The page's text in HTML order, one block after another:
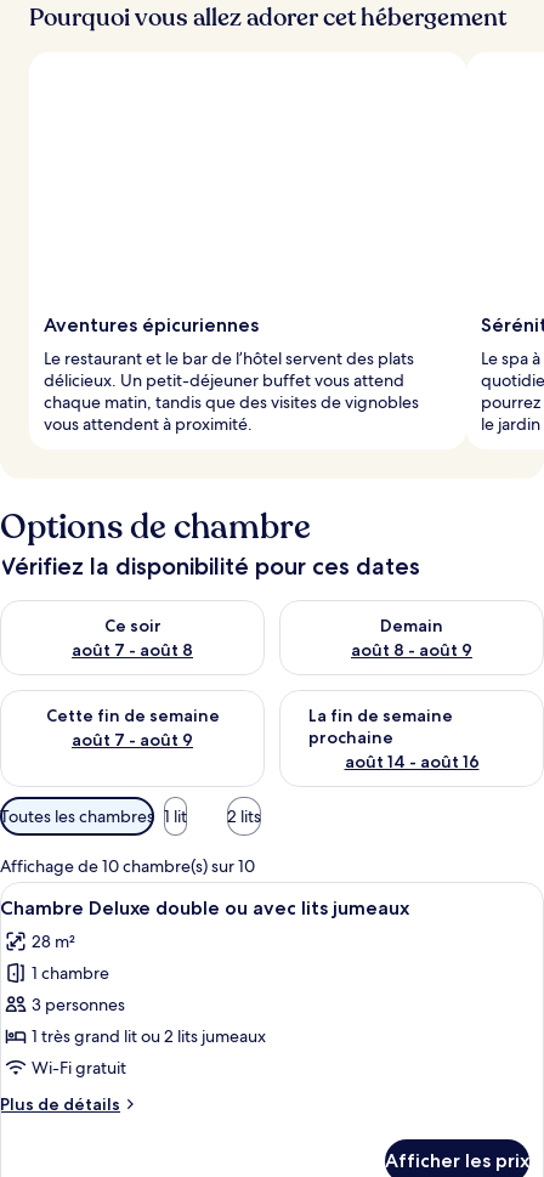
v
Pourquoi vous allez adorer cet hébergement
Aventures épicuriennes
Le restaurant et le bar de l’hôtel servent des plats
délicieux. Un petit-déjeuner buffet vous attend
chaque matin, tandis que des visites de vignobles
vous attendent à proximité.
Le spa
pourrez
le
Options de chambre
Vérifiez la disponibilité pour ces dates
Ce soir
août 7 - août 8
Vérifier la disponibilité pour ce soir août 7 - août 8
Demain
août 8 - août 9
Vérifier la disponibilité pour
Cette fin de semaine
août 7 - août 9
Vérifier la disponibilité pour cette fin de semaine août 7 -
La fin de semaine
prochaine
août 14 - août 16
Vérifier la disponibilité pour
Filtres
disponibles
pour
les
chambres
Toutes les chambres 1 lit 2 lits
Affichage de 10 chambre(s) sur 10
Afficher
toutes
les
photos
pour
ce
type
chambre :
Une chambre d’hôtel moderne
10
Chambre Deluxe double ou avec lits jumeaux
28 m²
1 chambre
3 personnes
1 très grand lit ou 2 lits jumeaux
Wi-Fi gratuit
Plus de détails
Plus
Afficher les prix